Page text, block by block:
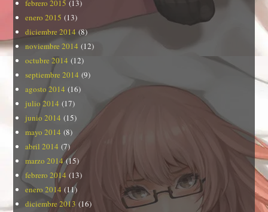
febrero 2015 (13)
enero 2015 (13)
diciembre 2014 (8)
noviembre 2014 (12)
octubre 2014 (12)
septiembre 2014 (9)
agosto 2014 (16)
julio 2014 (17)
junio 2014 (15)
mayo 2014 (8)
abril 2014 (7)
marzo 2014(15)
febrero 2014 (13)
enero 2014 (11)
diciembre 2013 (16)